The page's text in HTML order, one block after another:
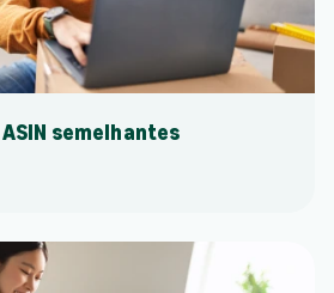
semelhantes